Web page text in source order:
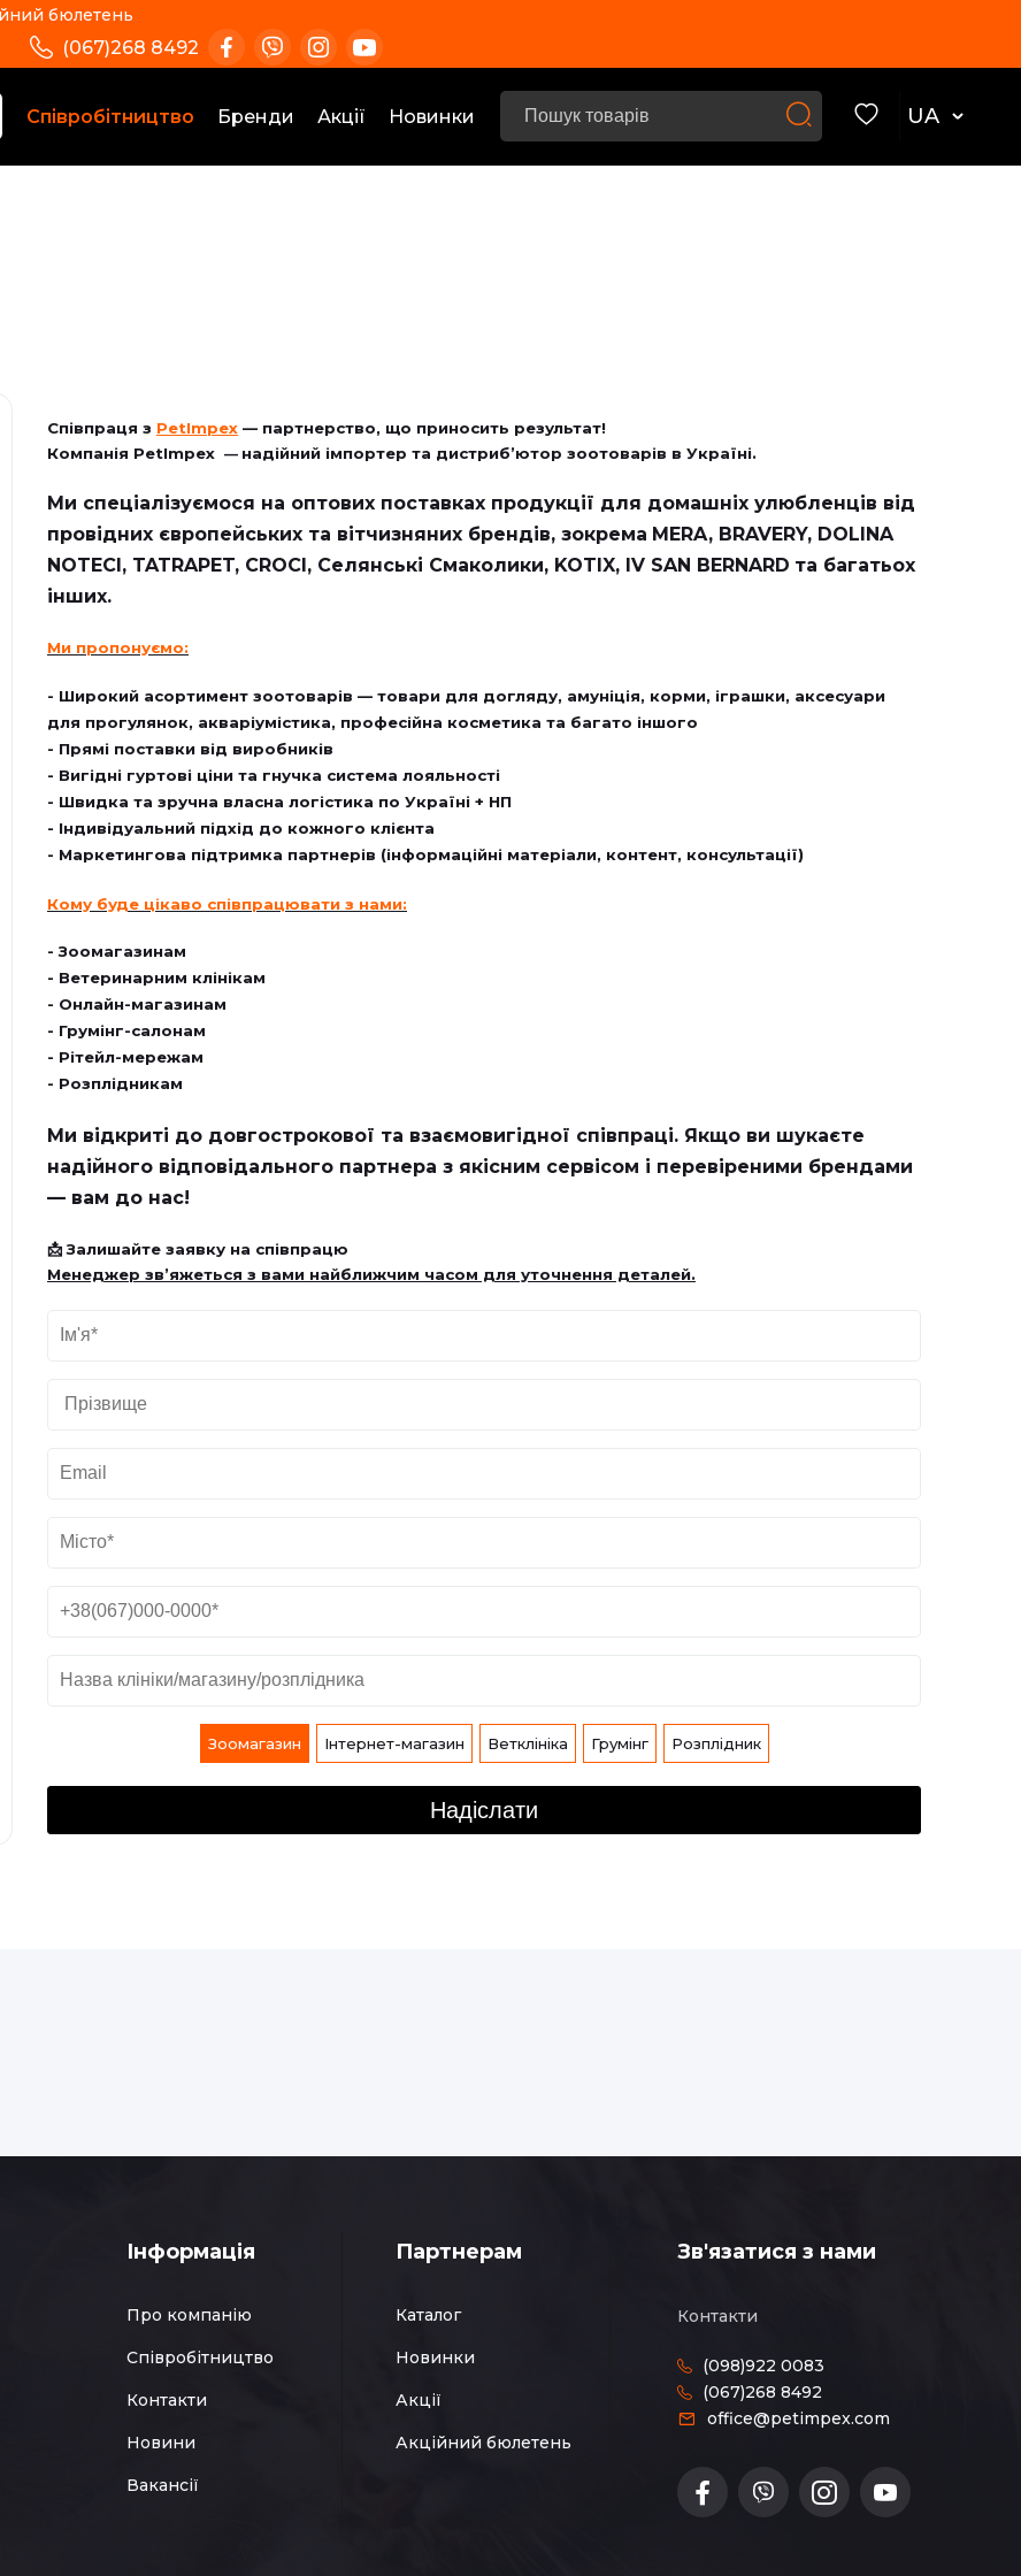
бюлетень
(067)268 8492
Співробітництво Бренди Акції Новинки UA
Співпраця з PetImpex — партнерство, що приносить результат!
Компанія PetImpex — надійний імпортер та дистриб’ютор зоотоварів в Україні.
Ми спеціалізуємося на оптових поставках продукції для домашніх улюбленців від
провідних європейських та вітчизняних брендів, зокрема MERA, BRAVERY, DOLINA
NOTECI, TATRAPET, CROCI, Селянські Смаколики, KOTIX, IV SAN BERNARD та багатьох
інших.
Ми пропонуємо:
- Широкий асортимент зоотоварів — товари для догляду, амуніція, корми, іграшки, аксесуари
для прогулянок, акваріумістика, професійна косметика та багато іншого
- Прямі поставки від виробників
- Вигідні гуртові ціни та гнучка система лояльності
- Швидка та зручна власна логістика по Україні + НП
- Індивідуальний підхід до кожного клієнта
- Маркетингова підтримка партнерів (інформаційні матеріали, контент, консультації)
Кому буде цікаво співпрацювати з нами:
- Зоомагазинам
- Ветеринарним клінікам
- Онлайн-магазинам
- Грумінг-салонам
- Рітейл-мережам
- Розплідникам
Ми відкриті до довгострокової та взаємовигідної співпраці. Якщо ви шукаєте
надійного відповідального партнера з якісним сервісом і перевіреними брендами
— вам до нас!
📩 Залишайте заявку на співпрацю
Менеджер зв’яжеться з вами найближчим часом для уточнення деталей.
Зоомагазин Інтернет-магазин Ветклініка Грумінг Розплідник
Надіслати
Інформація
Про компанію
Співробітництво
Контакти
Новини
Вакансії
Партнерам
Каталог
Новинки
Акції
Акційний бюлетень
Зв'язатися з нами
Контакти
(098)922 0083
(067)268 8492
office@petimpex.com